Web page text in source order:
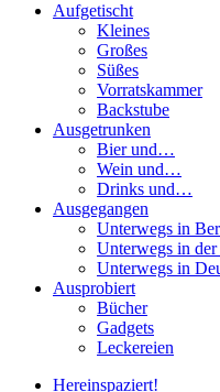
Aufgetischt
Kleines
Großes
Süßes
Vorratskammer
Backstube
Ausgetrunken
Bier und…
Wein und…
Drinks und…
Ausgegangen
Unterwegs in
Unterwegs in
Unterwegs in
Ausprobiert
Bücher
Gadgets
Leckereien
Hereinspaziert!